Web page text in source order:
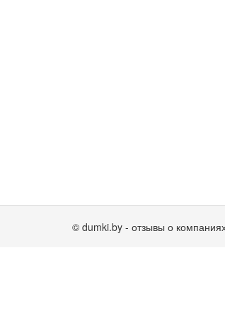
© dumki.by - отзывы о